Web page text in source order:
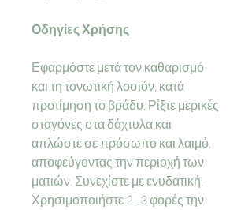
Οδηγίες Χρήσης
Εφαρμόστε μετά τον καθαρισμό
και τη τονωτική λοσιόν, κατά
προτίμηση το βράδυ. Ρίξτε μερικές
σταγόνες στα δάχτυλα και
απλώστε σε πρόσωπο και λαιμό,
αποφεύγοντας την περιοχή των
ματιών. Συνεχίστε με ενυδατική.
Χρησιμοποιήστε 2–3 φορές την